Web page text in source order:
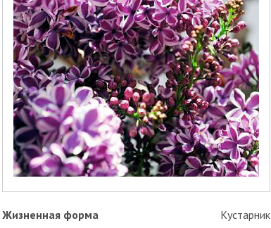
Жизненная форма
Кустарник